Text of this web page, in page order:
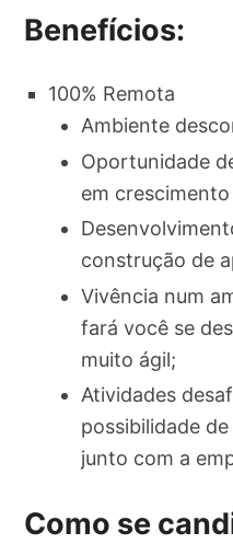
Benefícios:
100% Remota
Ambiente
Oportunidade
em
construção de
Vivência num
fará você se
muito ágil;
Atividades
possibilidade
junto com a
Como se